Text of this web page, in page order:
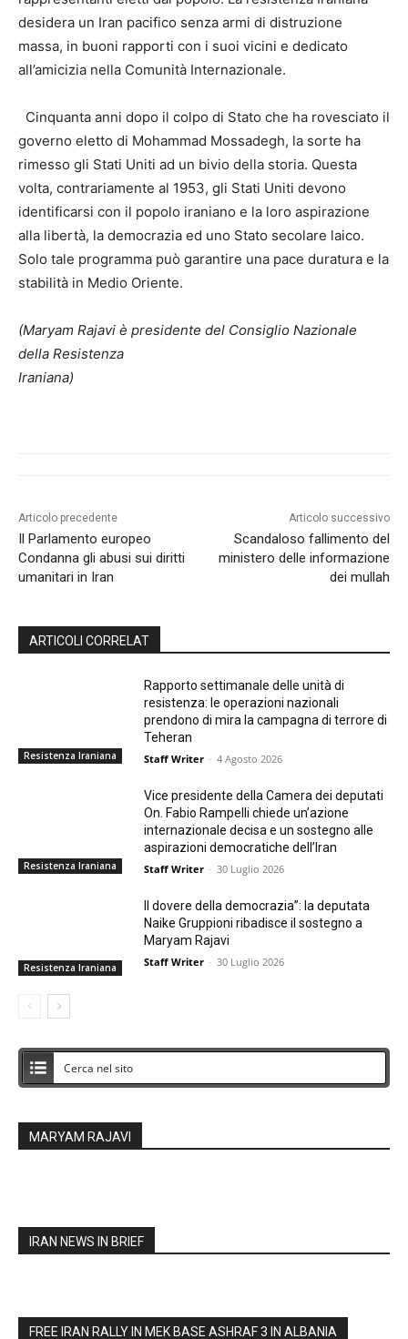
desidera un Iran pacifico senza armi di distruzione
massa, in buoni rapporti con i suoi vicini e dedicato
all’amicizia nella Comunità Internazionale.
Cinquanta anni dopo il colpo di Stato che ha rovesciato il
governo eletto di Mohammad Mossadegh, la sorte ha
rimesso gli Stati Uniti ad un bivio della storia. Questa
volta, contrariamente al 1953, gli Stati Uniti devono
identificarsi con il popolo iraniano e la loro aspirazione
alla libertà, la democrazia ed uno Stato secolare laico.
Solo tale programma può garantire una pace duratura e la
stabilità in Medio Oriente.
(Maryam Rajavi è presidente del Consiglio Nazionale
della Resistenza
Iraniana)
Articolo precedente
Il Parlamento europeo
Condanna gli abusi sui diritti
umanitari in Iran
Articolo successivo
Scandaloso fallimento del
ministero delle informazione
dei mullah
ARTICOLI CORRELAT
Resistenza Iraniana
Rapporto settimanale delle unità di
resistenza: le operazioni nazionali
prendono di mira la campagna di terrore di
Teheran
Staff Writer - 4 Agosto 2026
Resistenza Iraniana
Vice presidente della Camera dei deputati
On. Fabio Rampelli chiede un’azione
internazionale decisa e un sostegno alle
aspirazioni democratiche dell’Iran
Staff Writer - 30 Luglio 2026
Resistenza Iraniana
Il dovere della democrazia”: la deputata
Naike Gruppioni ribadisce il sostegno a
Maryam Rajavi
Staff Writer - 30 Luglio 2026
MARYAM RAJAVI
IRAN NEWS IN BRIEF
FREE IRAN RALLY IN MEK BASE ASHRAF 3 IN ALBANIA